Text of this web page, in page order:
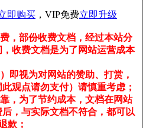
即购买 ，VIP免费立即升级
，部份收费文档，经过本站分
收费文档是为了网站运营成本
即视为对网站的赞助、打赏，
观点请勿支付）请慎重考虑；
，为了节约成本，文档在网站
，与实际文档不符合，都可以
款；